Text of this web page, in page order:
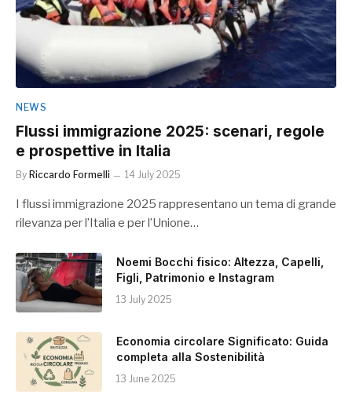
NEWS
Flussi immigrazione 2025: scenari, regole
e prospettive in Italia
By Riccardo Formelli 14 July 2025
I flussi immigrazione 2025 rappresentano un tema di grande
rilevanza per l’Italia e per l’Unione…
Noemi Bocchi fisico: Altezza, Capelli,
Figli, Patrimonio e Instagram
13 July 2025
Economia circolare Significato: Guida
completa alla Sostenibilità
13 June 2025